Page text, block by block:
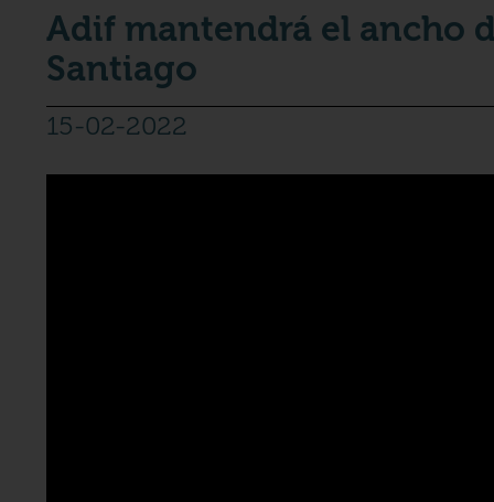
Adif mantendrá el ancho
Santiago
15-02-2022